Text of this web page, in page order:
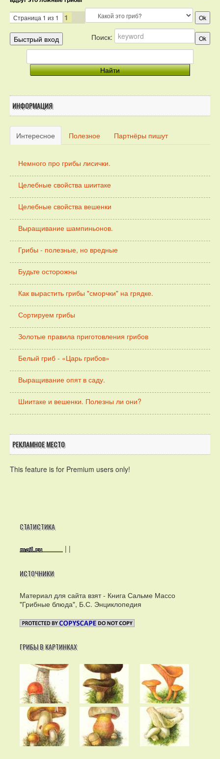
Страница 1 из 1 1
Поиск:
ИНФОРМАЦИЯ
Интересное Полезное Партнёры пишут
Немного про грибы лисички.
Целебные свойства шиитаке
Целебные свойства вешенки
Выращивание шампиньонов.
Грибы - полезные, но вредные
Будьте осторожны
Как вырастить грибы "сморчки" на грядке.
Сортируем грибы
Золотые правила приготовления грибов
Белый гриб - «Царь грибов»
Выращивание опят в саду.
Шиитаке и вешенки. Полезны ли они?
РЕКЛАМНОЕ МЕСТО
This feature is for Premium users only!
СТАТИСТИКА
| |
ИСТОЧНИКИ
Материал для сайта взят - Книга Сальме Массо
"Грибные блюда", Б.С. Энциклопедия
ГРИБЫ В КАРТИНКАХ